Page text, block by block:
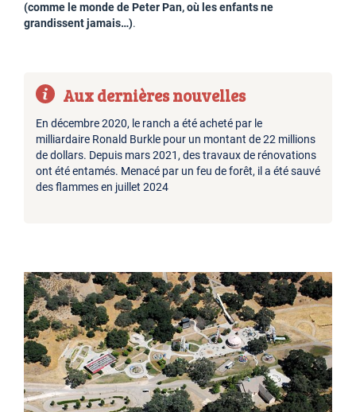
(comme le monde de Peter Pan, où les enfants ne
grandissent jamais…).
Aux dernières nouvelles
En décembre 2020, le ranch a été acheté par le
milliardaire Ronald Burkle pour un montant de 22 millions
de dollars. Depuis mars 2021, des travaux de rénovations
ont été entamés. Menacé par un feu de forêt, il a été sauvé
des flammes en juillet 2024